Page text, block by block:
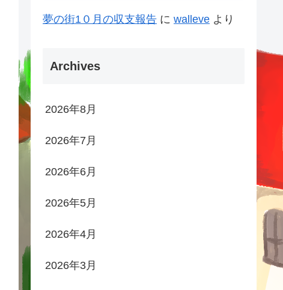
夢の街1０月の収支報告 に walleve より
Archives
2026年8月
2026年7月
2026年6月
2026年5月
2026年4月
2026年3月